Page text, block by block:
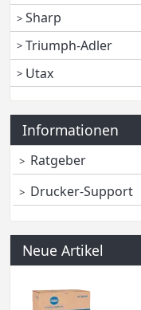
Sharp
Triumph-Adler
Utax
Informationen
Ratgeber
Drucker-Support
Neue Artikel